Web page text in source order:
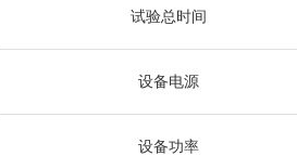
试验总时间
设备电源
设备功率